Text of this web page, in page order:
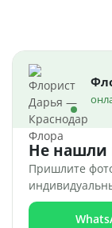
Не нашли
Пришлите